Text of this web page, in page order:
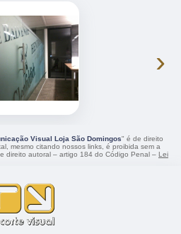
›
Visual Loja São Domingos" é de direito
mesmo citando nossos links, é proibida sem a
direito autoral – artigo 184 do Código Penal – Lei